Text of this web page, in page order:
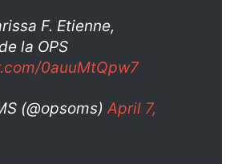
F. Etienne,
la OPS
0auuMtQpw7
(@opsoms)April 7,